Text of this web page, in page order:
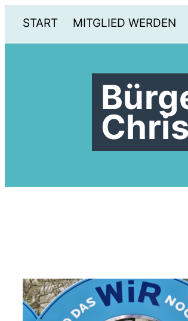
START MITGLIED WERDEN